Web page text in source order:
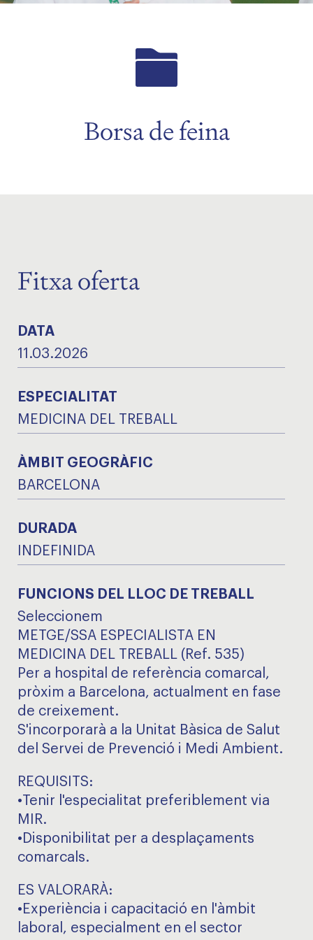
Borsa de feina
Fitxa oferta
DATA
11.03.2026
ESPECIALITAT
MEDICINA DEL TREBALL
ÀMBIT GEOGRÀFIC
BARCELONA
DURADA
INDEFINIDA
FUNCIONS DEL LLOC DE TREBALL
Seleccionem
METGE/SSA ESPECIALISTA EN
MEDICINA DEL TREBALL (Ref. 535)
Per a hospital de referència comarcal,
pròxim a Barcelona, actualment en fase
de creixement.
S'incorporarà a la Unitat Bàsica de Salut
del Servei de Prevenció i Medi Ambient.
REQUISITS:
•Tenir l'especialitat preferiblement via
MIR.
•Disponibilitat per a desplaçaments
comarcals.
ES VALORARÀ:
•Experiència i capacitació en l'àmbit
laboral, especialment en el sector